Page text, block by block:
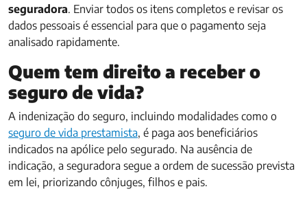
seguradora. Enviar todos os itens completos e revisar os
dados pessoais é essencial para que o pagamento seja
analisado rapidamente.
Quem tem direito a receber o
seguro de vida?
A indenização do seguro, incluindo modalidades como o
seguro de vida prestamista, é paga aos beneficiários
indicados na apólice pelo segurado. Na ausência de
indicação, a seguradora segue a ordem de sucessão prevista
em lei, priorizando cônjuges, filhos e pais.